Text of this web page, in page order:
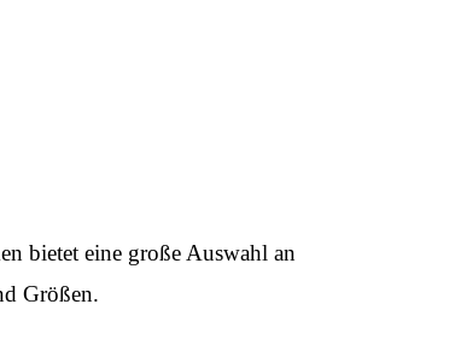
bietet eine große Auswahl an
Größen.